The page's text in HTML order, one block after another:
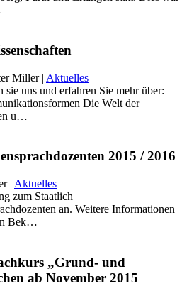
Miller | Aktuelles
uns und erfahren Sie mehr über:
Die Welt der
u…
2015 / 2016
| Aktuelles
zum Staatlich
an. Weitere Informationen
Bek…
„Grund- und
ab November 2015